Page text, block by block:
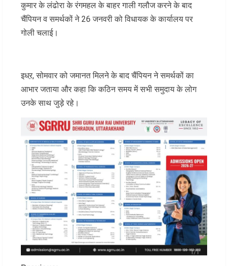
कुमार के लंढोरा के रंगमहल के बाहर गाली गलौज करने के बाद
चैंपियन व समर्थकों ने 26 जनवरी को विधायक के कार्यालय पर
गोली चलाई।
इधऱ, सोमवार को जमानत मिलने के बाद चैंपियन ने समर्थकों का
आभार जताया और कहा कि कठिन समय में सभी समुदाय के लोग
उनके साथ जुड़े रहे।